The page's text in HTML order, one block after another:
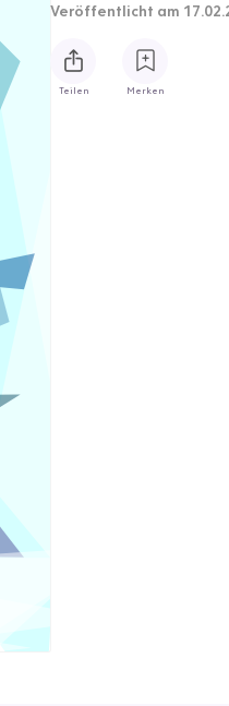
Veröffentlicht am
Teilen Merken